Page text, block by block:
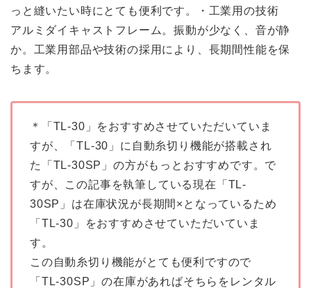
っと縫いたい時にとても便利です。・工業用の技術
アルミダイキャストフレーム。振動が少なく、音が静
か。工業用部品や技術の採用により、長期間性能を保
ちます。
＊「TL-30」をおすすめさせていただいていま
すが、「TL-30」に自動糸切り機能が搭載され
た「TL-30SP」の方がもっとおすすめです。で
すが、この記事を執筆している現在「TL-
30SP」は在庫状況が長期間×となっているため
「TL-30」をおすすめさせていただいていま
す。
この自動糸切り機能がとても便利ですので
「TL-30SP」の在庫があればそちらをレンタル